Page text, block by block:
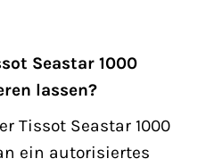
Seastar 1000
lassen?
Tissot Seastar 1000
ein autorisiertes